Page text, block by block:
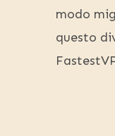
modo
questo